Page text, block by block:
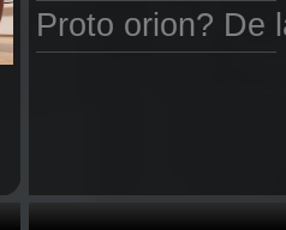
Proto orion? De